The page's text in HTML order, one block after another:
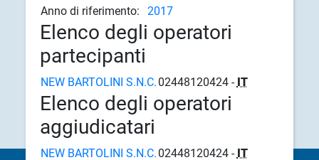
Anno di riferimento:
2017
Elenco degli operatori
partecipanti
NEW BARTOLINI S.N.C. 02448120424 - IT
Elenco degli operatori
aggiudicatari
NEW BARTOLINI S.N.C. 02448120424 - IT